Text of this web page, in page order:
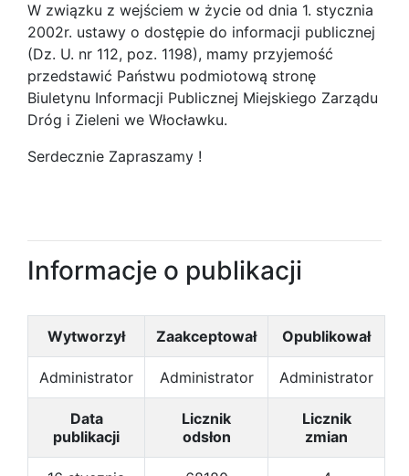
W związku z wejściem w życie od dnia 1. stycznia
2002r. ustawy o dostępie do informacji publicznej
(Dz. U. nr 112, poz. 1198), mamy przyjemość
przedstawić Państwu podmiotową stronę
Biuletynu Informacji Publicznej Miejskiego Zarządu
Dróg i Zieleni we Włocławku.
Serdecznie Zapraszamy !
Informacje o publikacji
Wytworzył Zaakceptował Opublikował
Administrator Administrator Administrator
Data
publikacji
Licznik
odsłon
Licznik
zmian